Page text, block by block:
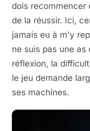
dois recommencer
de la réussir. Ici,
jamais eu à m'y
ne suis pas une
réflexion, la
le jeu demande
ses machines.